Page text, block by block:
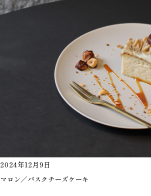
2024年12月9日
マロン／バスクチーズケーキ